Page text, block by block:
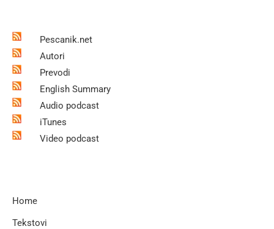
Pescanik.net
Autori
Prevodi
English Summary
Audio podcast
iTunes
Video podcast
Home
Tekstovi